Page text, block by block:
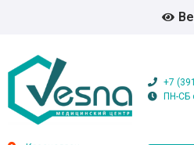
+7
ПН-СБ